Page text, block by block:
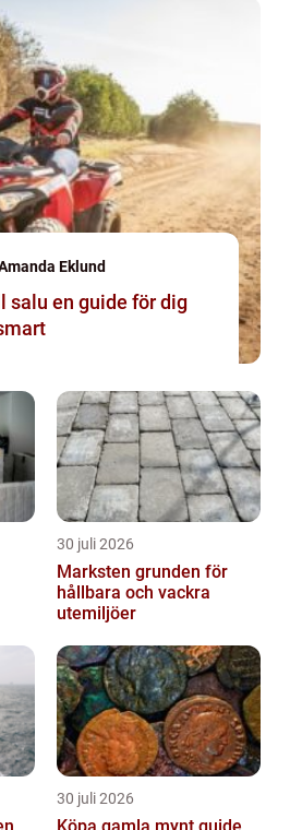
Eklund
för dig
30 juli 2026
Marksten grunden för
hållbara och vackra
utemiljöer
30 juli 2026